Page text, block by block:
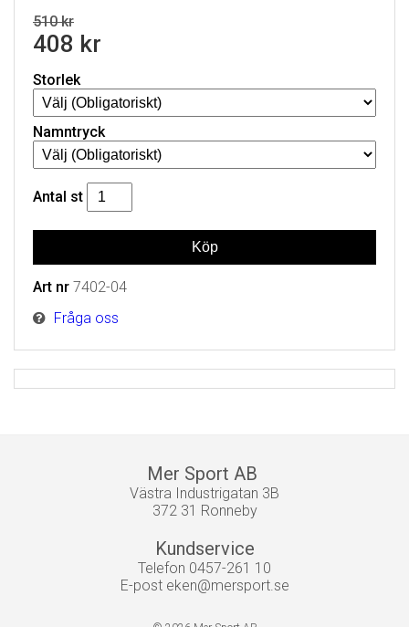
510 kr
408 kr
Storlek
Namntryck
Antal st
Art nr 7402-04
Fråga oss
Mer Sport AB
Västra Industrigatan 3B
372 31 Ronneby
Kundservice
Telefon 0457-261 10
E-post eken@mersport.se